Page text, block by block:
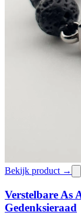
Bekijk product →
Verstelbare As
Gedenksieraad